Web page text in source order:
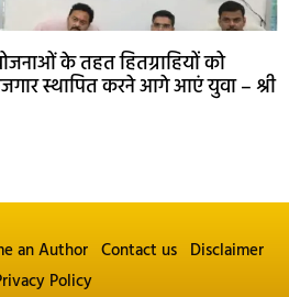
के तहत हितग्राहियों को
स्थापित करने आगे आएं युवा – श्री
an Author Contact us Disclaimer
Policy